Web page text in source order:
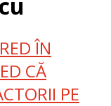
ÎN
CĂ
PE